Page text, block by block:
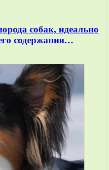
собак, идеально
содержания…